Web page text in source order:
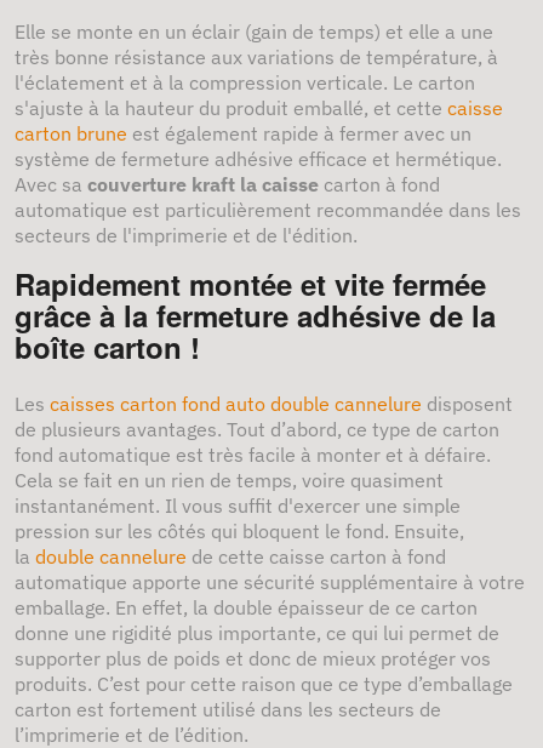
Elle se monte en un éclair (gain de temps) et elle a une
très bonne résistance aux variations de température, à
l'éclatement et à la compression verticale. Le carton
s'ajuste à la hauteur du produit emballé, et cette caisse
carton brune est également rapide à fermer avec un
système de fermeture adhésive efficace et hermétique.
Avec sa couverture kraft la caisse carton à fond
automatique est particulièrement recommandée dans les
secteurs de l'imprimerie et de l'édition.
Rapidement montée et vite fermée
grâce à la fermeture adhésive de la
boîte carton !
Les caisses carton fond auto double cannelure disposent
de plusieurs avantages. Tout d’abord, ce type de carton
fond automatique est très facile à monter et à défaire.
Cela se fait en un rien de temps, voire quasiment
instantanément. Il vous suffit d'exercer une simple
pression sur les côtés qui bloquent le fond. Ensuite,
la double cannelure de cette caisse carton à fond
automatique apporte une sécurité supplémentaire à votre
emballage. En effet, la double épaisseur de ce carton
donne une rigidité plus importante, ce qui lui permet de
supporter plus de poids et donc de mieux protéger vos
produits. C’est pour cette raison que ce type d’emballage
carton est fortement utilisé dans les secteurs de
l’imprimerie et de l’édition.